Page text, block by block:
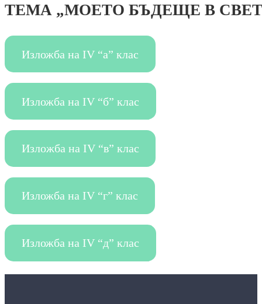
ТЕМА „МОЕТО БЪДЕЩЕ В
Изложба на IV “a” клас
Изложба на IV “б” клас
Изложба на IV “в” клас
Изложба на IV “г” клас
Изложба на IV “д” клас